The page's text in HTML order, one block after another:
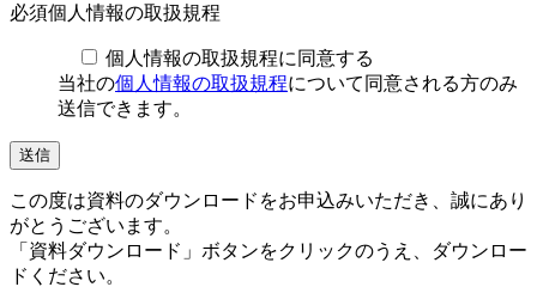
必須個人情報の取扱規程
個人情報の取扱規程に同意する
当社の個人情報の取扱規程について同意される方のみ
送信できます。
この度は資料のダウンロードをお申込みいただき、誠にあり
がとうございます。
「資料ダウンロード」ボタンをクリックのうえ、ダウンロー
ドください。